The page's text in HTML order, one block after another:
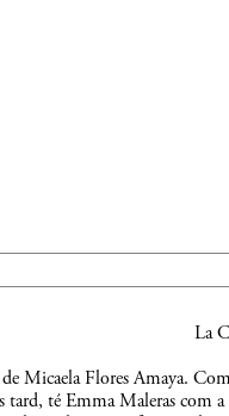
La
Micaela Flores Amaya.
tard, té Emma Maleras com